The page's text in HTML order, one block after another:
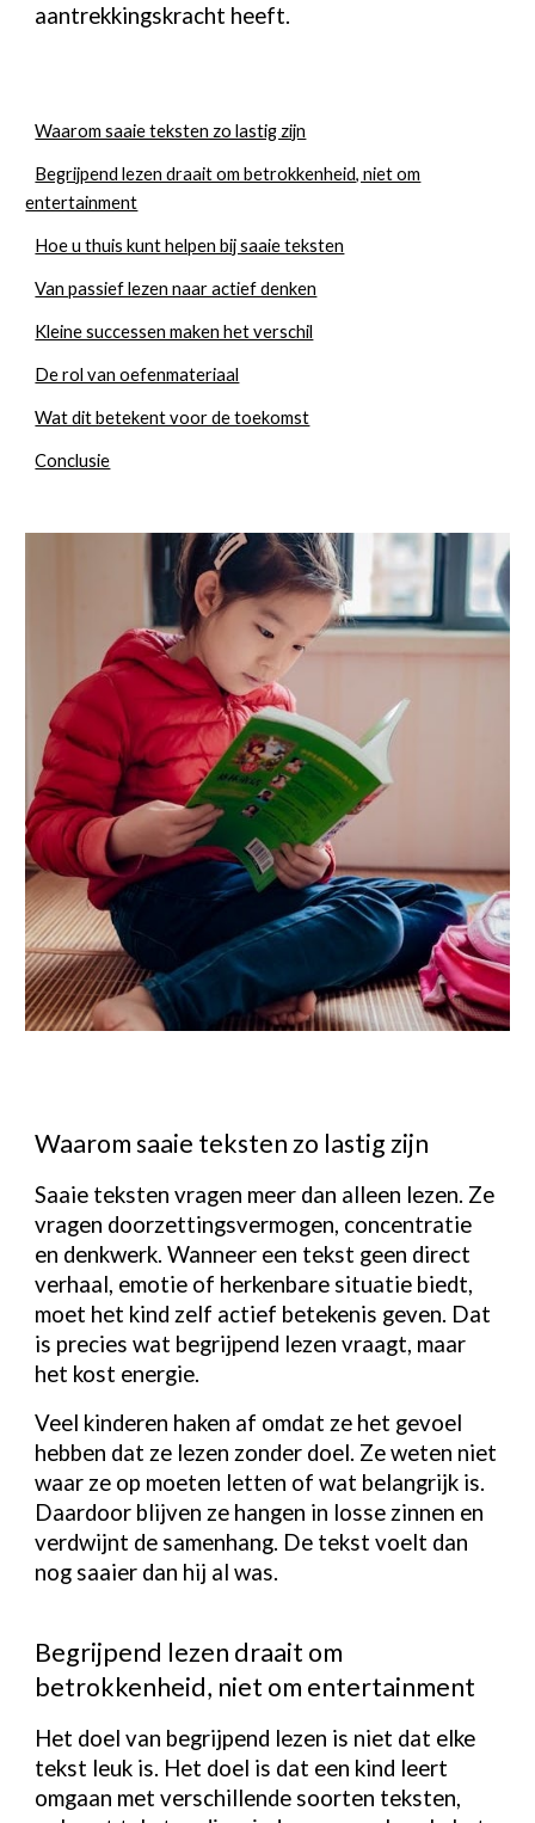
aantrekkingskracht heeft.
Waarom saaie teksten zo lastig zijn
Begrijpend lezen draait om betrokkenheid, niet om
entertainment
Hoe u thuis kunt helpen bij saaie teksten
Van passief lezen naar actief denken
Kleine successen maken het verschil
De rol van oefenmateriaal
Wat dit betekent voor de toekomst
Conclusie
Waarom saaie teksten zo lastig zijn
Saaie teksten vragen meer dan alleen lezen. Ze
vragen doorzettingsvermogen, concentratie
en denkwerk. Wanneer een tekst geen direct
verhaal, emotie of herkenbare situatie biedt,
moet het kind zelf actief betekenis geven. Dat
is precies wat begrijpend lezen vraagt, maar
het kost energie.
Veel kinderen haken af omdat ze het gevoel
hebben dat ze lezen zonder doel. Ze weten niet
waar ze op moeten letten of wat belangrijk is.
Daardoor blijven ze hangen in losse zinnen en
verdwijnt de samenhang. De tekst voelt dan
nog saaier dan hij al was.
Begrijpend lezen draait om
betrokkenheid, niet om entertainment
Het doel van begrijpend lezen is niet dat elke
tekst leuk is. Het doel is dat een kind leert
omgaan met verschillende soorten teksten,